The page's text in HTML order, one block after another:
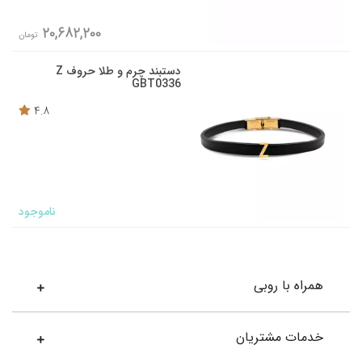
20,682,200 تومان
دستبند چرم و طلا حروف Z
GBT0336
4.8
ناموجود
همراه با روبی
خدمات مشتریان